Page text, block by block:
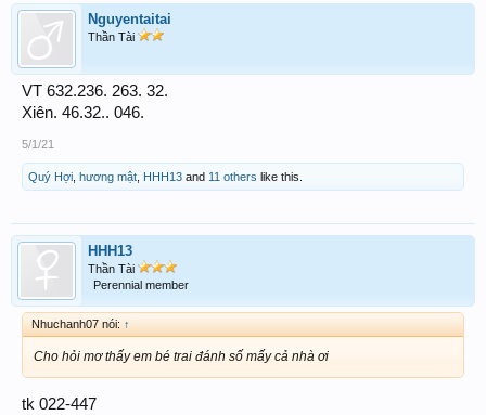
Nguyentaitai
Thần Tài
VT 632.236. 263. 32.
Xiên. 46.32.. 046.
5/1/21
Quý Hợi hương mật HHH13 and 11 others like this.
HHH13
Thần Tài
Perennial member
Nhuchanh07 nói: ↑
Cho hỏi mơ thấy em bé trai đánh số mấy cả nhà ơi
tk 022-447